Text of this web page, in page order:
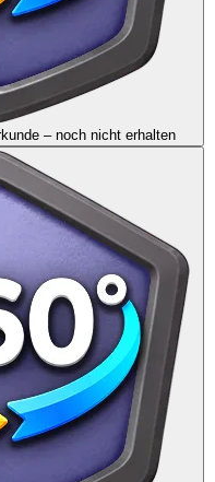
– noch nicht erhalten